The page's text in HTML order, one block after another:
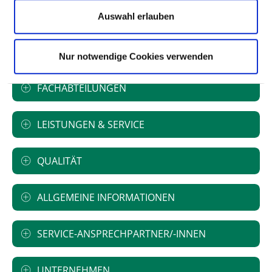
Auswahl erlauben
Nur notwendige Cookies verwenden
Osterholz-Scharmeck
Art des Trägers: privat
FACHABTEILUNGEN
LEISTUNGEN & SERVICE
QUALITÄT
ALLGEMEINE INFORMATIONEN
SERVICE-ANSPRECHPARTNER/-INNEN